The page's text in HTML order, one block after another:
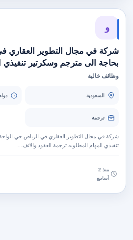
و
شركة في مجال التطوير العقاري
بحاجة الى مترجم وسكرتير تنفيذي
وظائف خالية
السعودية
ترجمة
شركة في مجال التطوير العقاري في الرياض حي
تنفيذي المهام المطلوبه ترجمة العقود والاتف…
منذ 2
أسابيع